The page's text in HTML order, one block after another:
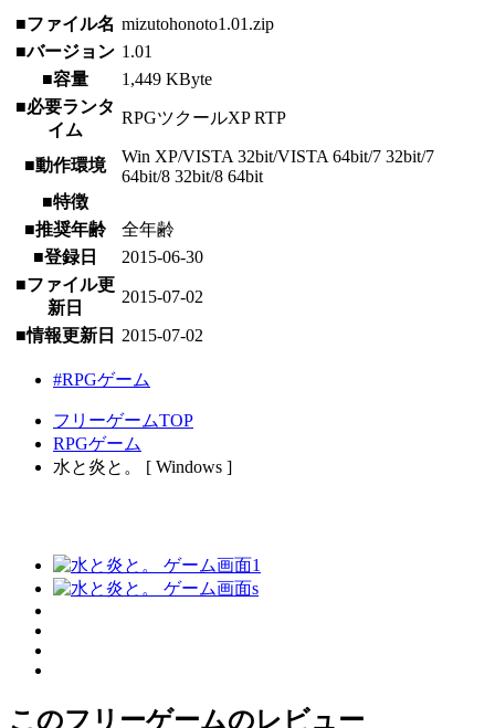
■ファイル名 mizutohonoto1.01.zip
■バージョン 1.01
■容量
1,449 KByte
■必要ランタ
イム
RPGツクールXP RTP
■動作環境
Win XP/VISTA 32bit/VISTA 64bit/7 32bit/7
64bit/8 32bit/8 64bit
■特徴
■推奨年齢
全年齢
■登録日
2015-06-30
■ファイル更
新日
2015-07-02
■情報更新日 2015-07-02
#RPGゲーム
フリーゲームTOP
RPGゲーム
水と炎と。 [ Windows ]
このフリーゲームのレビュー